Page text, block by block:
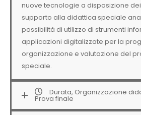
nuove tecnologie a disposizione
supporto alla didattica speciale
possibilità di utilizzo di strumenti
applicazioni digitalizzate per la
organizzazione e valutazione del
speciale.
Durata, Organizzazione
Prova finale